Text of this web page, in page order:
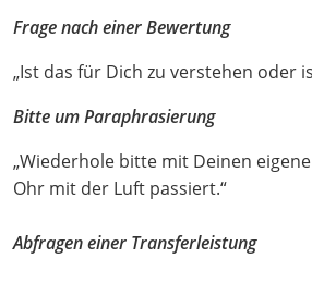
Frage nach einer Bewertung
„Ist das für Dich zu verstehen oder
Bitte um Paraphrasierung
„Wiederhole bitte mit Deinen
Ohr mit der Luft passiert.“
Abfragen einer Transferleistung